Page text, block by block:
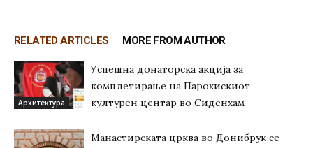
RELATED ARTICLES MORE FROM AUTHOR
Архитектура
Успешна донаторска акција за
комплетирање на Парохискиот
културен центар во Сиденхам
Манастирската црква во Донибрук се